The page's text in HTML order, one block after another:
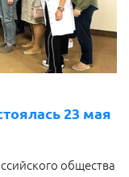
23 мая
общества